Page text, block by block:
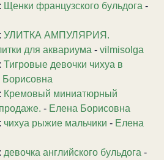
Щенки французского бульдога -
УЛИТКА АМПУЛЯРИЯ.
для аквариума - vilmisolga
Тигровые девочки чихуа в
Борисовна
Кремовый миниатюрный
- Елена Борисовна
чихуа рыжие мальчики - Елена
девочка английского бульдога -